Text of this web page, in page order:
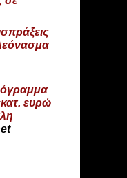
ευρώ